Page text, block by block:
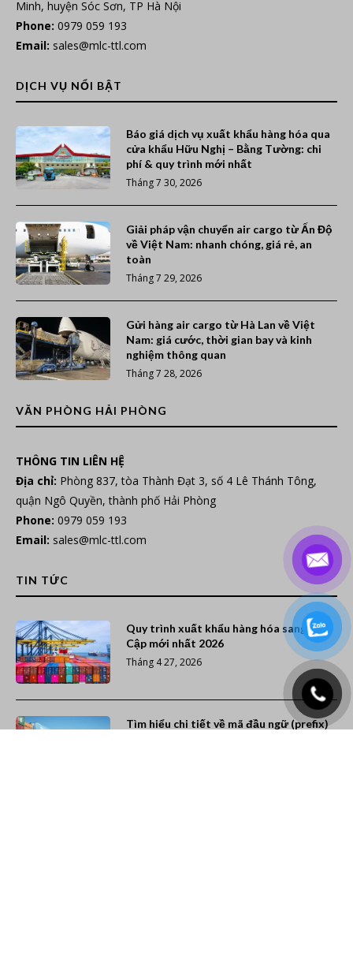
Minh, huyện Sóc Sơn, TP Hà Nội
Phone: 0979 059 193
Email: sales@mlc-ttl.com
DỊCH VỤ NỔI BẬT
Báo giá dịch vụ xuất khẩu hàng hóa qua
cửa khẩu Hữu Nghị – Bằng Tường: chi
phí & quy trình mới nhất
Tháng 7 30, 2026
Giải pháp vận chuyển air cargo từ Ấn Độ
về Việt Nam: nhanh chóng, giá rẻ, an
toàn
Tháng 7 29, 2026
Gửi hàng air cargo từ Hà Lan về Việt
Nam: giá cước, thời gian bay và kinh
nghiệm thông quan
Tháng 7 28, 2026
VĂN PHÒNG HẢI PHÒNG
THÔNG TIN LIÊN HỆ
Địa chỉ: Phòng 837, tòa Thành Đạt 3, số 4 Lê Thánh Tông,
quận Ngô Quyền, thành phố Hải Phòng
Phone: 0979 059 193
Email: sales@mlc-ttl.com
TIN TỨC
Quy trình xuất khẩu hàng hóa sang Ai
Cập mới nhất 2026
Tháng 4 27, 2026
Tìm hiểu chi tiết về mã đầu ngữ (prefix)